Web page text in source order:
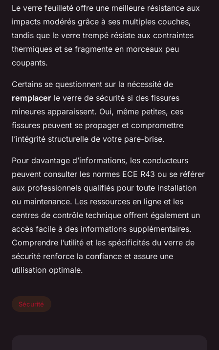
Le verre feuilleté offre une meilleure résistance aux
impacts modérés grâce à ses multiples couches,
tandis que le verre trempé résiste aux contraintes
thermiques et se fragmente en morceaux peu
coupants.
Certains se questionnent sur la nécessité de
remplacer le verre de sécurité si des fissures
mineures apparaissent. Oui, même petites, ces
fissures peuvent se propager et compromettre
l’intégrité structurelle de votre pare-brise.
Pour davantage d’informations, les conducteurs
peuvent consulter les normes ECE R43 ou se référer
aux professionnels qualifiés pour toute installation
ou maintenance. Les ressources en ligne et les
centres de contrôle technique offrent également un
accès facile à des informations supplémentaires.
Comprendre l’utilité et les spécificités du verre de
sécurité renforce la confiance et assure une
utilisation optimale.
Sécurité